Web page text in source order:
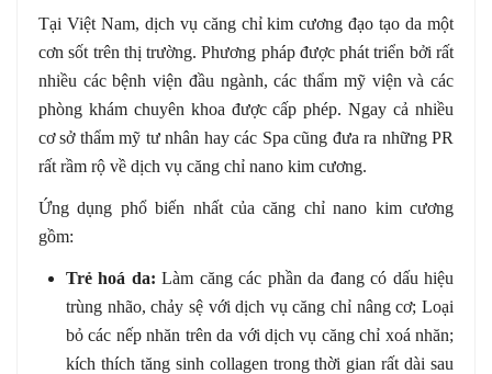
Tại Việt Nam, dịch vụ căng chỉ kim cương đạo tạo da một
cơn sốt trên thị trường. Phương pháp được phát triển bởi rất
nhiều các bệnh viện đầu ngành, các thẩm mỹ viện và các
phòng khám chuyên khoa được cấp phép. Ngay cả nhiều
cơ sở thẩm mỹ tư nhân hay các Spa cũng đưa ra những PR
rất rầm rộ về dịch vụ căng chỉ nano kim cương.
Ứng dụng phổ biến nhất của căng chỉ nano kim cương
gồm:
Trẻ hoá da: Làm căng các phần da đang có dấu hiệu
trùng nhão, chảy sệ với dịch vụ căng chỉ nâng cơ; Loại
bỏ các nếp nhăn trên da với dịch vụ căng chỉ xoá nhăn;
kích thích tăng sinh collagen trong thời gian rất dài sau